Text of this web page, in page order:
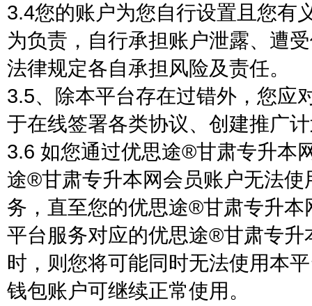
3.4您的账户为您自行设置且您有
为负责，自行承担账户泄露、遭
法律规定各自承担风险及责任。
3.5、除本平台存在过错外，您应
于在线签署各类协议、创建推广
3.6 如您通过优思途®甘肃专升本
途®甘肃专升本网会员账户无法
务，直至您的优思途®甘肃专升
平台服务对应的优思途®甘肃专
时，则您将可能同时无法使用本
钱包账户可继续正常使用。